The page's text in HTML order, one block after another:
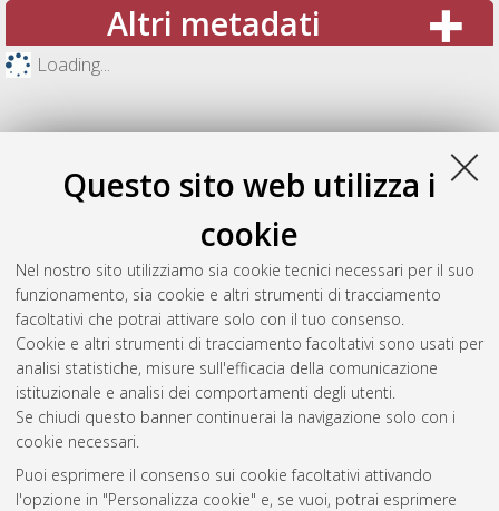
Questo sito web utilizza i
cookie
Nel nostro sito utilizziamo sia cookie tecnici necessari per il suo
funzionamento, sia cookie e altri strumenti di tracciamento
facoltativi che potrai attivare solo con il tuo consenso.
Cookie e altri strumenti di tracciamento facoltativi sono usati per
analisi statistiche, misure sull'efficacia della comunicazione
istituzionale e analisi dei comportamenti degli utenti.
Se chiudi questo banner continuerai la navigazione solo con i
cookie necessari.
Puoi esprimere il consenso sui cookie facoltativi attivando
l'opzione in "Personalizza cookie" e, se vuoi, potrai esprimere
Altri metadati
Loading...
Gestione del documento:
Atom
Rss 1.0